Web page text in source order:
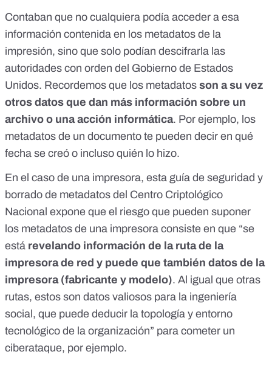
Contaban que no cualquiera podía acceder a esa
información contenida en los metadatos de la
impresión, sino que solo podían descifrarla las
autoridades con orden del Gobierno de Estados
Unidos. Recordemos que los metadatos son a su vez
otros datos que dan más información sobre un
archivo o una acción informática. Por ejemplo, los
metadatos de un documento te pueden decir en qué
fecha se creó o incluso quién lo hizo.
En el caso de una impresora, esta guía de seguridad y
borrado de metadatos del Centro Criptológico
Nacional expone que el riesgo que pueden suponer
los metadatos de una impresora consiste en que “se
está revelando información de la ruta de la
impresora de red y puede que también datos de la
impresora (fabricante y modelo). Al igual que otras
rutas, estos son datos valiosos para la ingeniería
social, que puede deducir la topología y entorno
tecnológico de la organización” para cometer un
ciberataque, por ejemplo.